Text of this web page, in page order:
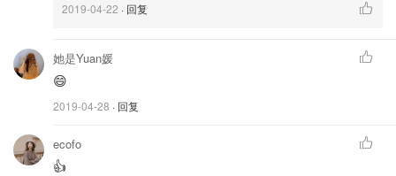
2019-04-22 · 回复
她是Yuan媛
😄
2019-04-28 · 回复
ecofo
👍